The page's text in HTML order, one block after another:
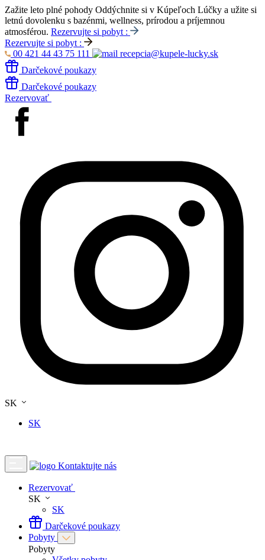
Zažite leto plné pohody Oddýchnite si v Kúpeľoch Lúčky a užite si
letnú dovolenku s bazénmi, wellness, prírodou a príjemnou
atmosférou. Rezervujte si pobyt :
Rezervujte si pobyt :
00 421 44 43 75 111
recepcia@kupele-lucky.sk
Darčekové poukazy
Darčekové poukazy
Rezervovať
SK
SK
Kontaktujte nás
Rezervovať
SK
SK
Darčekové poukazy
Pobyty
Pobyty